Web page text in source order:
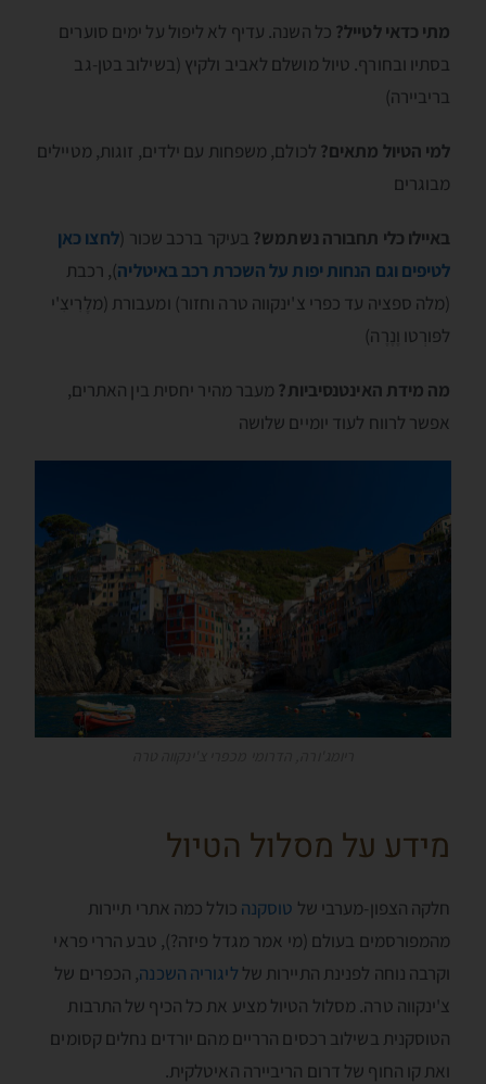
מתי כדאי לטייל? כל השנה. עדיף לא ליפול על ימים סוערים
בסתיו ובחורף. טיול מושלם לאביב ולקיץ (בשילוב בטן-גב
בריביירה)
למי הטיול מתאים? לכולם, משפחות עם ילדים, זוגות, מטיילים
מבוגרים
באיילו כלי תחבורה נשתמש? בעיקר ברכב שכור (לחצו כאן
לטיפים וגם הנחות יפות על השכרת רכב באיטליה), רכבת
(מלה ספציה עד כפרי צ'ינקווה טרה וחזור) ומעבורת (מלֶרִיצִ'י
לפּורְטו וֶנֶרֶה)
מה מידת האינטנסיביות? מעבר מהיר יחסית בין האתרים,
אפשר לרווח לעוד יומיים שלושה
מידע על מסלול הטיול
חלקה הצפון-מערבי של טוסקנה כולל כמה אתרי תיירות
מהמפורסמים בעולם (מי אמר מגדל פיזה?), טבע הררי פראי
וקרבה נוחה לפנינת התיירות של ליגוריה השכנה, הכפרים של
צ'ינקווה טרה. מסלול הטיול מציע את כל הכיף של התרבות
הטוסקנית בשילוב רכסים הרריים מהם יורדים נחלים קסומים
ואת קו החוף של דרום הריביירה האיטלקית.